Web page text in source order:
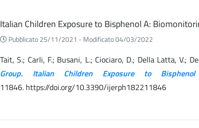
Eventi
Italian Children Exposure to Bisphenol A:
Pubblicato 25/11/2021 - Modificato 04/03/2022
Tait, S.; Carli, F.; Busani, L.; Ciociaro, D.; Della Latta, V.;
Group. Italian Children Exposure to
11846. https://doi.org/10.3390/ijerph182211846